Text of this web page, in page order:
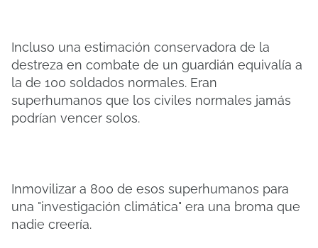
Incluso una estimación conservadora de la
destreza en combate de un guardián equivalía a
la de 100 soldados normales. Eran
superhumanos que los civiles normales jamás
podrían vencer solos.
Inmovilizar a 800 de esos superhumanos para
una "investigación climática" era una broma que
nadie creería.